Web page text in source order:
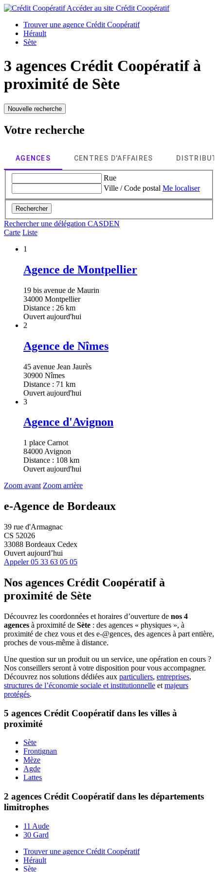
Accéder au site Crédit Coopératif
Trouver une agence Crédit Coopératif
Hérault
Sète
3 agences Crédit Coopératif à
proximité de Sète
Nouvelle recherche
Votre recherche
AGENCES CENTRES D'AFFAIRES
Rue
Ville / Code postal Me localiser
Rechercher
Rechercher une délégation CASDEN
Carte Liste
1
Agence de Montpellier
19 bis avenue de Maurin
34000 Montpellier
Distance : 26 km
Ouvert aujourd'hui
2
Agence de Nîmes
45 avenue Jean Jaurès
30900 Nîmes
Distance : 71 km
Ouvert aujourd'hui
3
Agence d'Avignon
1 place Carnot
84000 Avignon
Distance : 108 km
Ouvert aujourd'hui
Zoom avant Zoom arrière
e-Agence de Bordeaux
39 rue d'Armagnac
CS 52026
33088 Bordeaux Cedex
Ouvert aujourd’hui
Appeler 05 33 63 05 05
Nos agences Crédit Coopératifà
proximité de Sète
Découvrez les coordonnées et horaires d’ouverture de nos 4
agences à proximité de Sète : des agences « physiques », à
proximité de chez vous et des e-@gences, des agences à part entière,
proches de vous-même à distance.
Une question sur un produit ou un service, une opération en cours ?
Nos conseillers seront à votre disposition pour vous accompagner.
Découvrez nos solutions dédiées aux particuliers, entreprises,
structures de l’économie sociale et institutionnelle et majeurs
protégés.
5 agences Crédit Coopératif dans les villes à
proximité
Sète
Frontignan
Mèze
Agde
Lattes
2 agences Crédit Coopératif dans les départements
limitrophes
11 Aude
30 Gard
Trouver une agence Crédit Coopératif
Hérault
Sète